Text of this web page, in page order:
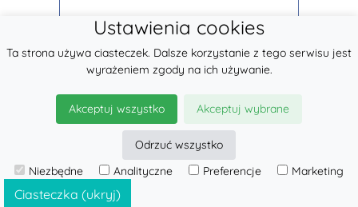
© 2026LennyLamb sp. z o.o.
·Nosidełka
Ciasteczka (ukryj)
Ustawienia cookies
Ta strona używa ciasteczek. Dalsze korzystanie z tego serwisu jest
wyrażeniem zgody na ich używanie.
Akceptuj wszystko Akceptuj wybrane
Odrzuć wszystko
Niezbędne
Analityczne Preferencje Marketing